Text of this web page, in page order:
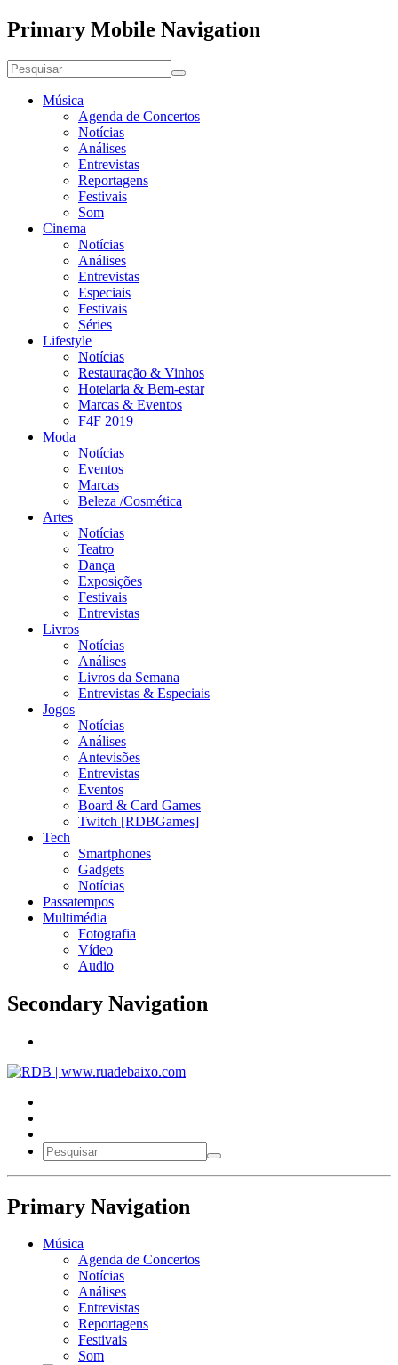
Primary Mobile Navigation
Música
Agenda de Concertos
Notícias
Análises
Entrevistas
Reportagens
Festivais
Som
Cinema
Notícias
Análises
Entrevistas
Especiais
Festivais
Séries
Lifestyle
Notícias
Restauração & Vinhos
Hotelaria & Bem-estar
Marcas & Eventos
F4F 2019
Moda
Notícias
Eventos
Marcas
Beleza /Cosmética
Artes
Notícias
Teatro
Dança
Exposições
Festivais
Entrevistas
Livros
Notícias
Análises
Livros da Semana
Entrevistas & Especiais
Jogos
Notícias
Análises
Antevisões
Entrevistas
Eventos
Board & Card Games
Twitch [RDBGames]
Tech
Smartphones
Gadgets
Notícias
Passatempos
Multimédia
Fotografia
Vídeo
Audio
Secondary Navigation
Primary Navigation
Música
Agenda de Concertos
Notícias
Análises
Entrevistas
Reportagens
Festivais
Som